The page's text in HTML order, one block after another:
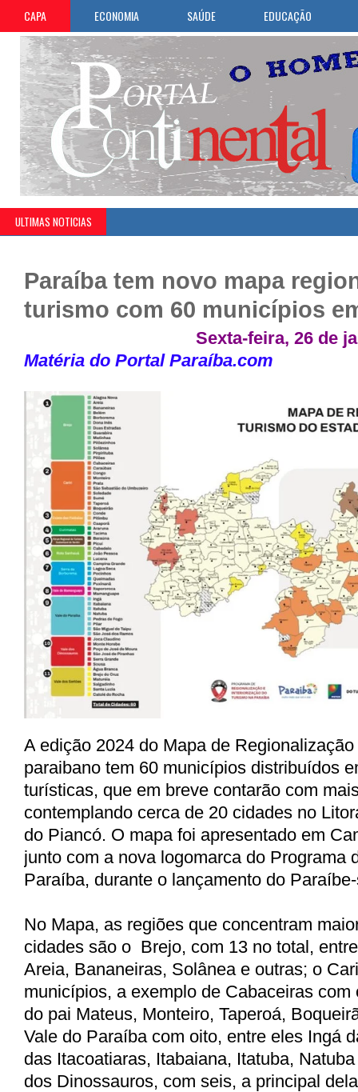
CAPA ECONOMIA SAÚDE EDUCAÇÃO
ULTIMAS NOTICIAS
Paraíba tem novo mapa
turismo com 60 municípios
Sexta-feira, 26 de
Matéria do Portal Paraíba.com
A edição 2024 do Mapa de
paraibano tem 60 municípios distribuídos
turísticas, que em breve contarão com
contemplando cerca de 20 cidades no
do Piancó. O mapa foi apresentado em
junto com a nova logomarca do Programa
Paraíba, durante o lançamento do
No Mapa, as regiões que concentram
cidades são o Brejo, com 13 no total,
Areia, Bananeiras, Solânea e outras; o
municípios, a exemplo de Cabaceiras com
do pai Mateus, Monteiro, Taperoá,
Vale do Paraíba com oito, entre eles Ingá
das Itacoatiaras, Itabaiana, Itatuba,
dos Dinossauros, com seis, a principal